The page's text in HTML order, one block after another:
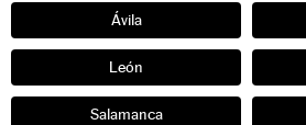
Ávila
León
Salamanca